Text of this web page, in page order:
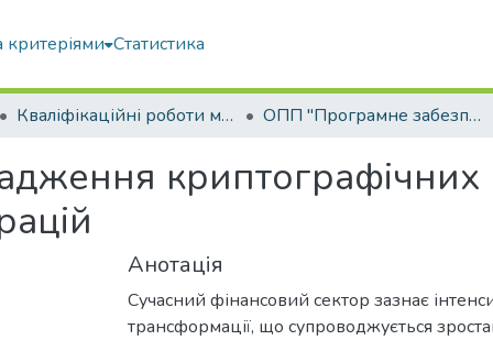
критеріями Статистика
Кваліфікаційні роботи магістрів ОПП "Програмне забезпечення інформаційних систем"
криптографічних
Анотація
Сучасний фінансовий сектор зазнає
трансформації, що супроводжується